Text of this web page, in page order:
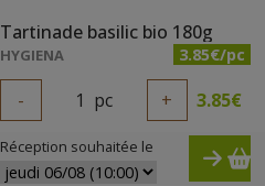
Tartinade basilic bio 180g
HYGIENA 3.85€/pc
- 1 pc + 3.85€
Réception souhaitée le